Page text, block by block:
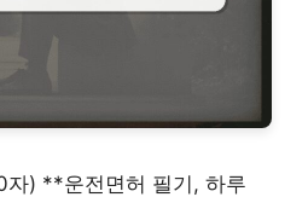
) **운전면허 필기, 하루